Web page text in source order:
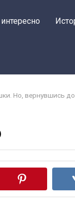
Но, вернувшись